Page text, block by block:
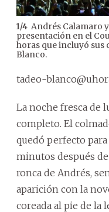
1/4 Andrés Calamaro
presentación en el
horas que incluyó sus
Blanco.
tadeo-
La noche fresca de
completo. El
quedó perfecto
minutos después
ronca de Andrés,
aparición con la
coreada al pie de la